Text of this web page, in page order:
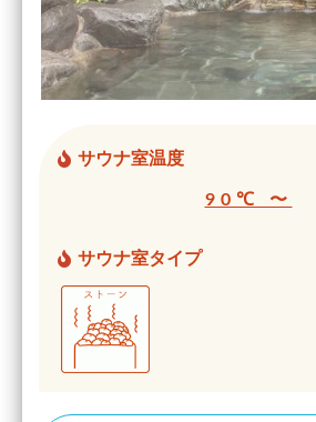
サウナ室温度
90℃ 〜
サウナ室タイプ